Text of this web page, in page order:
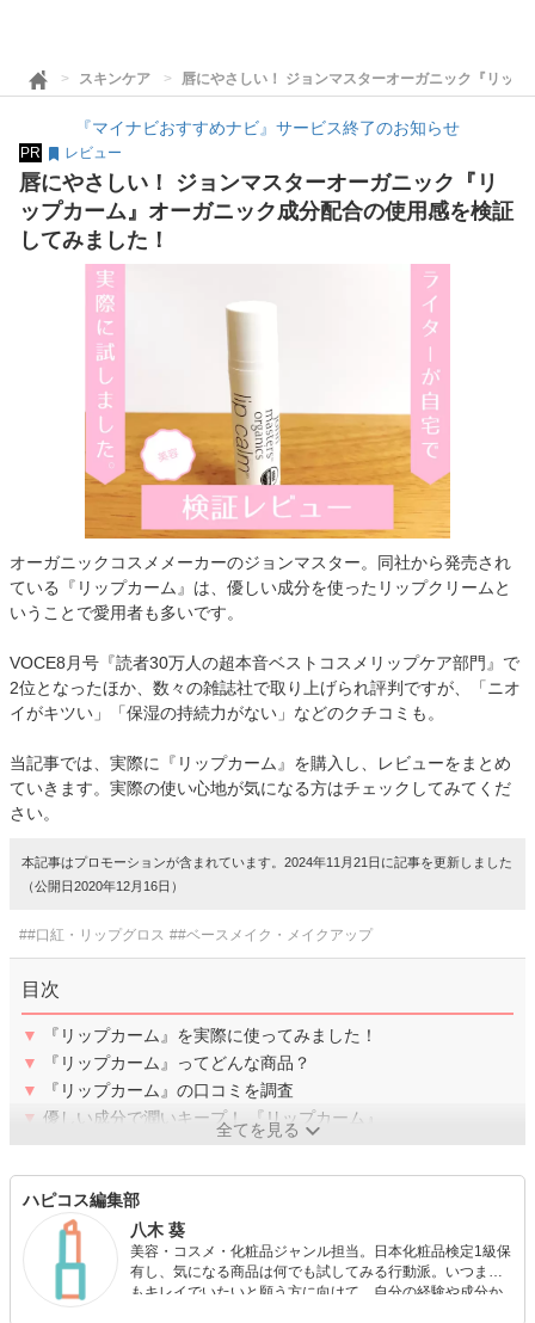
スキンケア 唇にやさしい！ ジョンマスターオーガニック『リッ
『マイナビおすすめナビ』サービス終了のお知らせ
PR レビュー
唇にやさしい！ ジョンマスターオーガニック『リ
ップカーム』オーガニック成分配合の使用感を検証
してみました！
オーガニックコスメメーカーのジョンマスター。同社から発売され
ている『リップカーム』は、優しい成分を使ったリップクリームと
いうことで愛用者も多いです。
VOCE8月号『読者30万人の超本音ベストコスメリップケア部門』で
2位となったほか、数々の雑誌社で取り上げられ評判ですが、「ニオ
イがキツい」「保湿の持続力がない」などのクチコミも。
当記事では、実際に『リップカーム』を購入し、レビューをまとめ
ていきます。実際の使い心地が気になる方はチェックしてみてくだ
さい。
本記事はプロモーションが含まれています。2024年11月21日に記事を更新しました
（公開日2020年12月16日）
##口紅・リップグロス ##ベースメイク・メイクアップ
目次
▼
『リップカーム』を実際に使ってみました！
▼
『リップカーム』ってどんな商品？
▼
『リップカーム』の口コミを調査
▼ 優しい成分で潤いキープ！ 『リップカーム』
全てを見る
ハピコス編集部
八木 葵
美容・コスメ・化粧品ジャンル担当。日本化粧品検定1級保
有し、気になる商品は何でも試してみる行動派。いつまで
もキレイでいたいと願う方に向けて、自分の経験や成分か